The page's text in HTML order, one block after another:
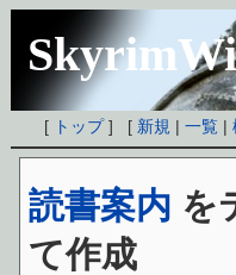
[ トップ] [ 新規 |一覧 |
読書案内 を
て作成